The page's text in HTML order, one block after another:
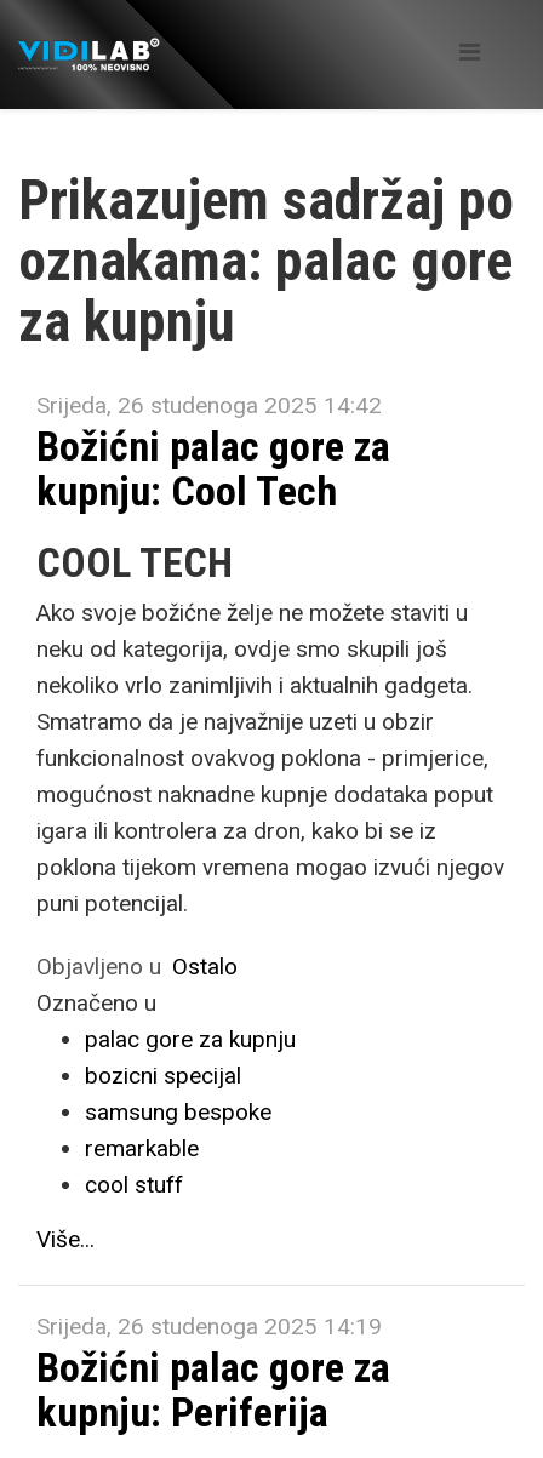
Prikazujem sadržaj po
oznakama: palac gore
za kupnju
Srijeda, 26 studenoga 2025 14:42
Božićni palac gore za
kupnju: Cool Tech
COOL TECH
Ako svoje božićne želje ne možete staviti u
neku od kategorija, ovdje smo skupili još
nekoliko vrlo zanimljivih i aktualnih gadgeta.
Smatramo da je najvažnije uzeti u obzir
funkcionalnost ovakvog poklona - primjerice,
mogućnost naknadne kupnje dodataka poput
igara ili kontrolera za dron, kako bi se iz
poklona tijekom vremena mogao izvući njegov
puni potencijal.
Objavljeno u Ostalo
Označeno u
palac gore za kupnju
bozicni specijal
samsung bespoke
remarkable
cool stuff
Više...
Srijeda, 26 studenoga 2025 14:19
Božićni palac gore za
kupnju: Periferija